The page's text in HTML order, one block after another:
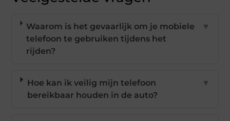
Waarom is het gevaarlijk om je mobiele
telefoon te gebruiken tijdens het
rijden?
▼
Hoe kan ik veilig mijn telefoon
bereikbaar houden in de auto?
▼